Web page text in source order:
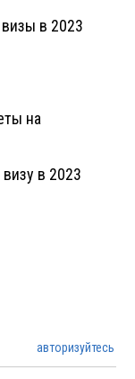
в 2023
на
в 2023
авторизуйтесь